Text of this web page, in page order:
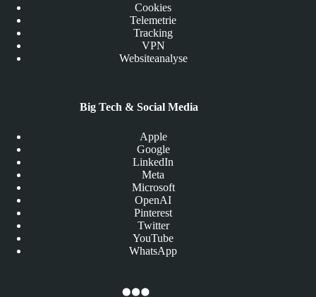
Cookies
Telemetrie
Tracking
VPN
Websiteanalyse
Big Tech & Social Media
Apple
Google
LinkedIn
Meta
Microsoft
OpenAI
Pinterest
Twitter
YouTube
WhatsApp